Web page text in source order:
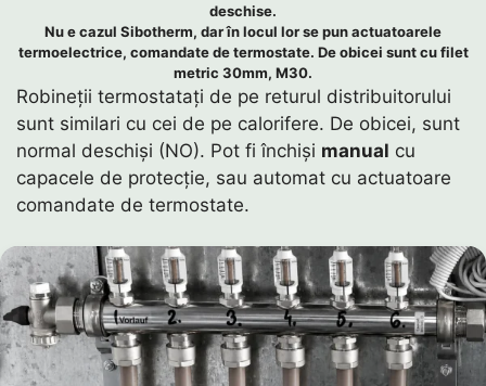
deschise.
Nu e cazul Sibotherm, dar în locul lor se pun actuatoarele
termoelectrice, comandate de termostate. De obicei sunt cu filet
metric 30mm, M30.
Robineții termostatați de pe returul distribuitorului
sunt similari cu cei de pe calorifere. De obicei, sunt
normal deschiși (NO). Pot fi închiși manual cu
capacele de protecție, sau automat cu actuatoare
comandate de termostate.